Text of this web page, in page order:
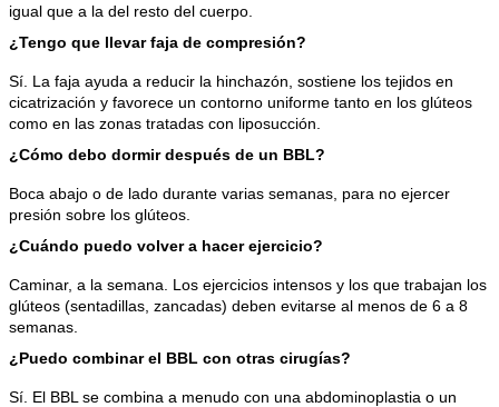
igual que a la del resto del cuerpo.
¿Tengo que llevar faja de compresión?
Sí. La faja ayuda a reducir la hinchazón, sostiene los tejidos en
cicatrización y favorece un contorno uniforme tanto en los glúteos
como en las zonas tratadas con liposucción.
¿Cómo debo dormir después de un BBL?
Boca abajo o de lado durante varias semanas, para no ejercer
presión sobre los glúteos.
¿Cuándo puedo volver a hacer ejercicio?
Caminar, a la semana. Los ejercicios intensos y los que trabajan los
glúteos (sentadillas, zancadas) deben evitarse al menos de 6 a 8
semanas.
¿Puedo combinar el BBL con otras cirugías?
Sí. El BBL se combina a menudo con una abdominoplastia o un